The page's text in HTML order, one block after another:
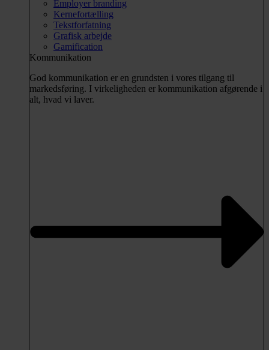
Employer branding
Kernefortælling
Tekstforfatning
Grafisk arbejde
Gamification
Kommunikation
God kommunikation er en grundsten i vores tilgang til
markedsføring. I virkeligheden er kommunikation afgørende i
alt, hvad vi laver.